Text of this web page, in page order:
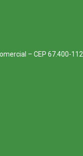
– CEP 67.400-112